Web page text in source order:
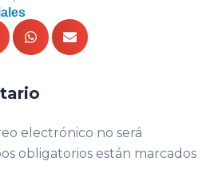
electrónico no será
obligatorios están marcados